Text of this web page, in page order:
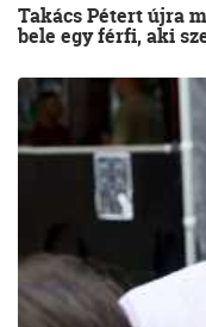
Takács Pétert újra
bele egy férfi, aki